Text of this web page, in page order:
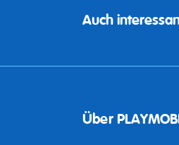
Auch
Über